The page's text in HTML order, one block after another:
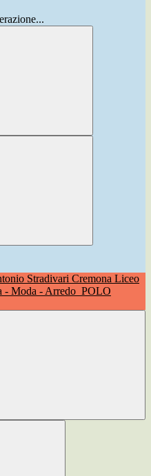
Liceo
- Moda - Arredo POLO